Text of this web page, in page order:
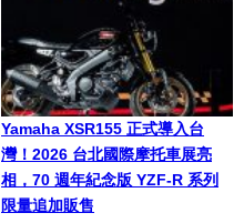
Yamaha XSR155 正式導入台
灣！2026 台北國際摩托車展亮
相，70 週年紀念版 YZF-R 系列
限量追加販售